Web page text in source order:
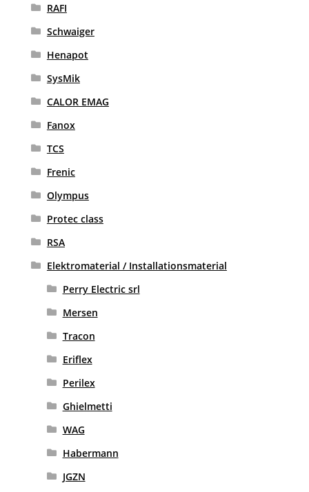
RAFI
Schwaiger
Henapot
SysMik
CALOR EMAG
Fanox
TCS
Frenic
Olympus
Protec class
RSA
Elektromaterial / Installationsmaterial
Perry Electric srl
Mersen
Tracon
Eriflex
Perilex
Ghielmetti
WAG
Habermann
JGZN